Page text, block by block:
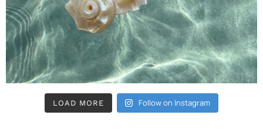
LOAD MORE Follow on Instagram